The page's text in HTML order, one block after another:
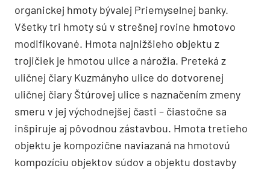
organickej hmoty bývalej Priemyselnej banky.
Všetky tri hmoty sú v strešnej rovine hmotovo
modifikované. Hmota najnižšieho objektu z
trojičiek je hmotou ulice a nárožia. Preteká z
uličnej čiary Kuzmányho ulice do dotvorenej
uličnej čiary Štúrovej ulice s naznačením zmeny
smeru v jej východnejšej časti – čiastočne sa
inšpiruje aj pôvodnou zástavbou. Hmota tretieho
objektu je kompozične naviazaná na hmotovú
kompozíciu objektov súdov a objektu dostavby